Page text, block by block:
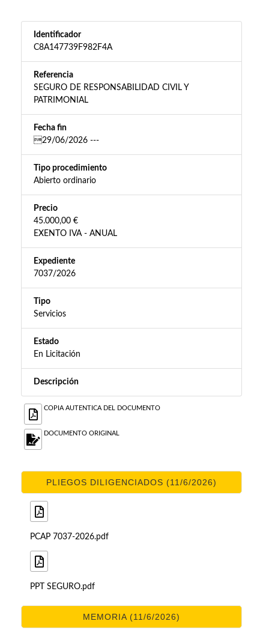
Identificador
C8A147739F982F4A
Referencia
SEGURO DE RESPONSABILIDAD CIVIL Y
PATRIMONIAL
Fecha fin
29/06/2026 ---
Tipo procedimiento
Abierto ordinario
Precio
45.000,00 €
EXENTO IVA - ANUAL
Expediente
7037/2026
Tipo
Servicios
Estado
En Licitación
Descripción
COPIA AUTENTICA DEL DOCUMENTO
DOCUMENTO ORIGINAL
PLIEGOS DILIGENCIADOS (11/6/2026)
PCAP 7037-2026.pdf
PPT SEGURO.pdf
MEMORIA (11/6/2026)